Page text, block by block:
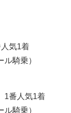
気1着
ル騎乗）
1番人気1着
ル騎乗）